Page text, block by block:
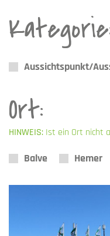
Aussichtspunkt/
Ort:
HINWEIS: Ist ein Ort nicht
Balve Hemer